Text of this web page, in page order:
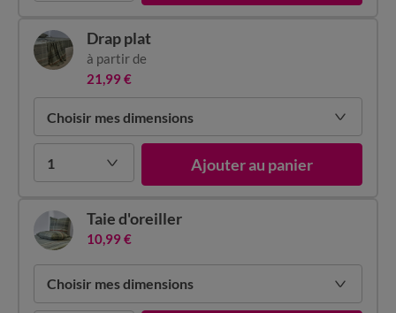
Choisir mes dimensions
1 Ajouter au panier
Drap plat
à partir de
21,99 €
Choisir mes dimensions
Taie d'oreiller
10,99 €